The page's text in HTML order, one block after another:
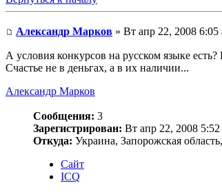
Александр Марков » Вт апр 22, 2008 6:05
А условия конкурсов на русском языке
Счастье не в деньгах, а в их наличии...
Александр Марков
Сообщения: 3
Зарегистрирован: Вт апр 22, 2008 5:52
Откуда: Украина, Запорожская
Сайт
ICQ